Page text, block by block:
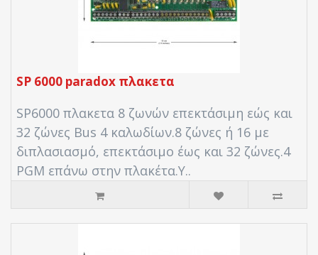
SP 6000 paradox πλακετα
SP6000 πλακετα 8 ζωνών επεκτάσιμη εώς και
32 ζώνες Bus 4 καλωδίων.8 ζώνες ή 16 με
διπλασιασμό, επεκτάσιμο έως και 32 ζώνες.4
PGM επάνω στην πλακέτα.Υ..